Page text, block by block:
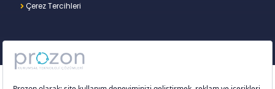
Çerez Tercihleri